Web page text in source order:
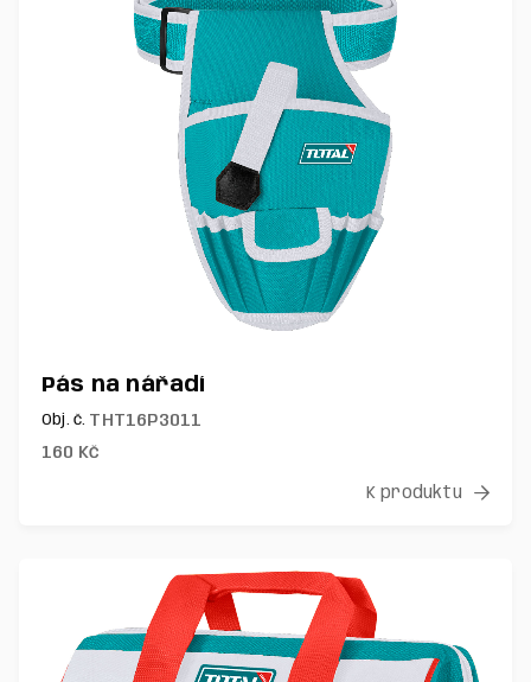
Pás na nářadí
Obj. č. THT16P3011
160 Kč
K produktu 